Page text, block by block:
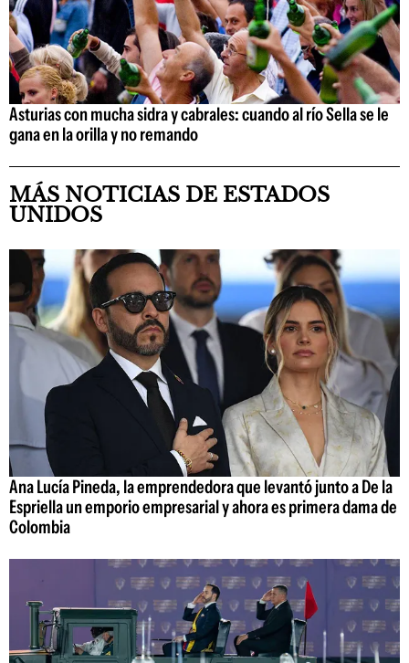
Asturias con mucha sidra y cabrales: cuando al río Sella se le
gana en la orilla y no remando
MÁS NOTICIAS DE ESTADOS
UNIDOS
Ana Lucía Pineda, la emprendedora que levantó junto a De la
Espriella un emporio empresarial y ahora es primera dama de
Colombia